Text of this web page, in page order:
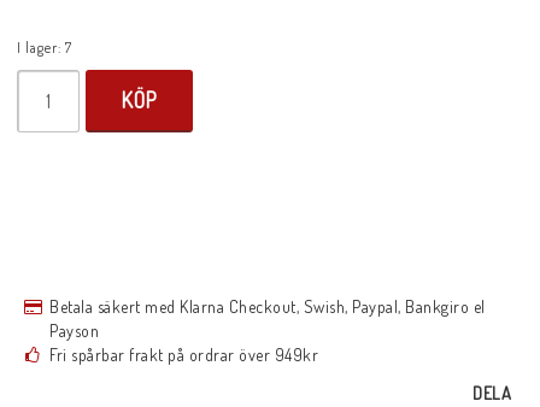
I lager: 7
KÖP
Betala säkert med Klarna Checkout, Swish, Paypal, Bankgiro el
Payson
Fri spårbar frakt på ordrar över 949kr
DELA